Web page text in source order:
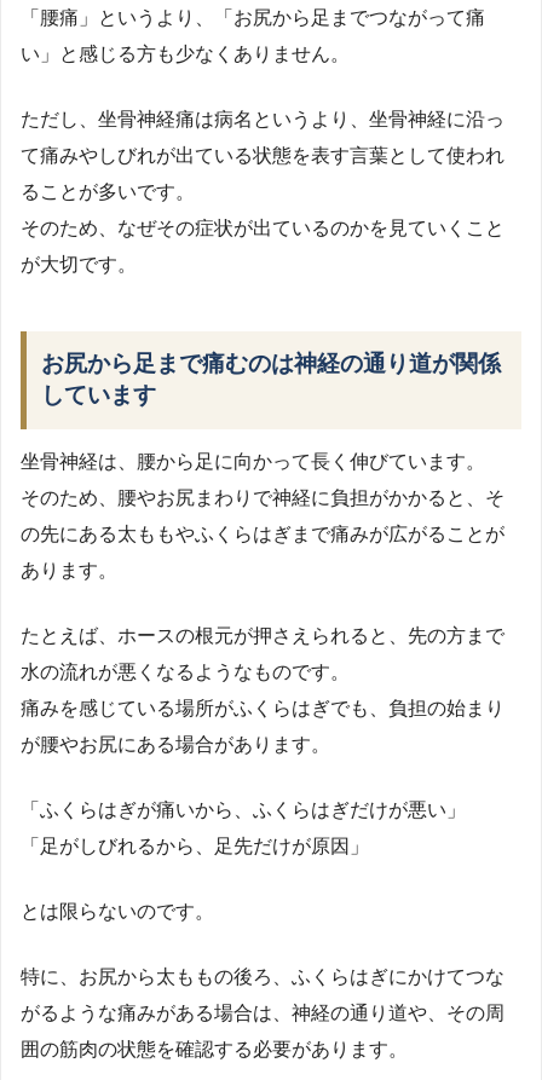
「腰痛」というより、「お尻から足までつながって痛
い」と感じる方も少なくありません。
ただし、坐骨神経痛は病名というより、坐骨神経に沿っ
て痛みやしびれが出ている状態を表す言葉として使われ
ることが多いです。
そのため、なぜその症状が出ているのかを見ていくこと
が大切です。
お尻から足まで痛むのは神経の通り道が関係
しています
坐骨神経は、腰から足に向かって長く伸びています。
そのため、腰やお尻まわりで神経に負担がかかると、そ
の先にある太ももやふくらはぎまで痛みが広がることが
あります。
たとえば、ホースの根元が押さえられると、先の方まで
水の流れが悪くなるようなものです。
痛みを感じている場所がふくらはぎでも、負担の始まり
が腰やお尻にある場合があります。
「ふくらはぎが痛いから、ふくらはぎだけが悪い」
「足がしびれるから、足先だけが原因」
とは限らないのです。
特に、お尻から太ももの後ろ、ふくらはぎにかけてつな
がるような痛みがある場合は、神経の通り道や、その周
囲の筋肉の状態を確認する必要があります。